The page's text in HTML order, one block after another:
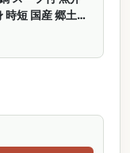
時短 国産 郷土鍋